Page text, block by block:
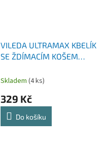
VILEDA ULTRAMAX KBELÍK
SE ŽDÍMACÍM KOŠEM
Skladem (4 ks)
329 Kč
Do košíku